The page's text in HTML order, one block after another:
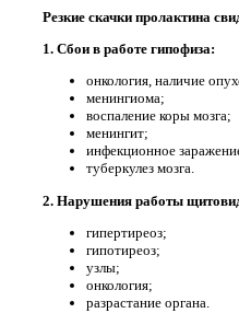
Резкие скачки пролактина
1. Сбои в работе гипофиза:
онкология, наличие
менингиома;
воспаление коры мозга;
менингит;
инфекционное
туберкулез мозга.
2. Нарушения работы
гипертиреоз;
гипотиреоз;
узлы;
онкология;
разрастание органа.